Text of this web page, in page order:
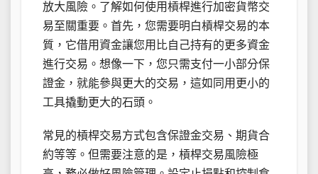
放大風險。了解如何使用槓桿進行加密貨幣交
易至關重要。首先，您需要明白槓桿交易的本
質，它借用資金讓您用比自己持有的更多資金
進行交易。想像一下，您只需支付一小部分保
證金，就能參與更大的交易，這如同用更小的
工具撬動更大的石頭。
常見的槓桿交易方式包含保證金交易、期貨合
約等等。但需要注意的是，槓桿交易風險極